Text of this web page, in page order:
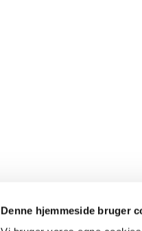
Denne hjemmeside bruger